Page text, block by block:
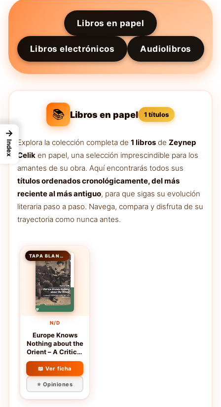
Libros en papel
Libros electrónicos Audiolibros
📚 Libros en papel 1 títulos
Explora la colección completa de 1 libros de Zeynep
Celik en papel, una selección imprescindible para los
amantes de su obra. Aquí encontrarás todos sus
títulos ordenados cronológicamente, del más
reciente al más antiguo, para que sigas su evolución
literaria paso a paso. Navega, compara y disfruta de su
trayectoria como nunca antes.
TAPA BLANDA
N/D
Europe Knows
Nothing about the
Orient – A Critical
Discourse (1872–
1932): A Critical
Discourse from
the East (1872-
1932)
(History/Cultural
📖 Ver ficha
⭐ Opiniones
→
Index